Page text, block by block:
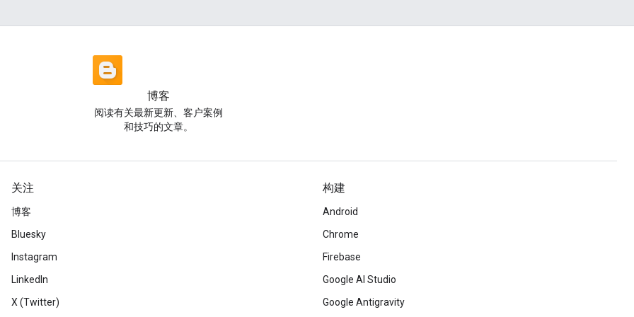
博客
阅读有关最新更新、客户案例
和技巧的文章。
关注
博客
Bluesky
Instagram
LinkedIn
X (Twitter)
构建
Android
Chrome
Firebase
Google AI Studio
Google Antigravity